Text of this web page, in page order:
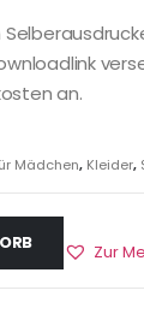
an.
Mädchen, Kleider,
Zur